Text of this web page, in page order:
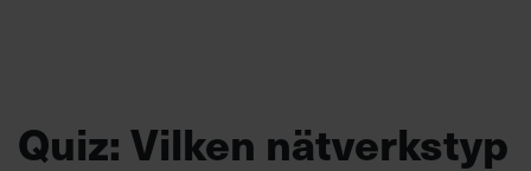
Quiz: Vilken nätverkstyp